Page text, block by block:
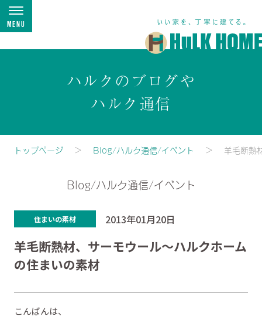
Menu
ハルクのブログや
ハルク通信
トップページ Blog/ハルク通信/イベント 羊毛断熱
Blog/ハルク通信/イベント
住まいの素材 2013年01月20日
羊毛断熱材、サーモウール～ハルクホーム
の住まいの素材
こんばんは、